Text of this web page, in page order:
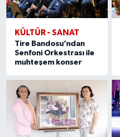
KÜLTÜR - SANAT
Tire Bandosu’ndan
Senfoni Orkestrası ile
muhteşem konser